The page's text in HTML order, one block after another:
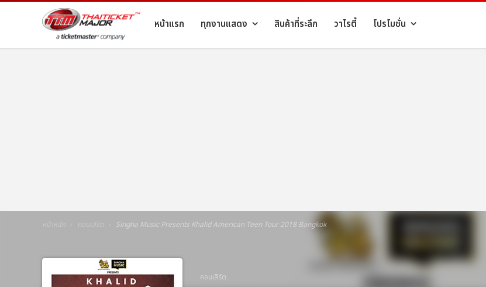
หน้าแรก ทุกงานแสดง สินค้าที่ระลึก วาไรตี้ โปรโมชั่น
Singha Music Presents Khalid American Teen Tour 2018 Bangkok
คอนเสิร์ต